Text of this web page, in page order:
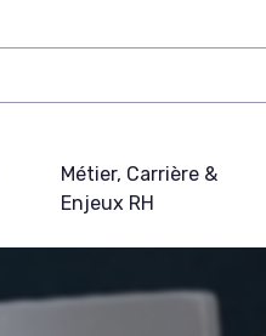
Métier, Carrière &
Enjeux RH